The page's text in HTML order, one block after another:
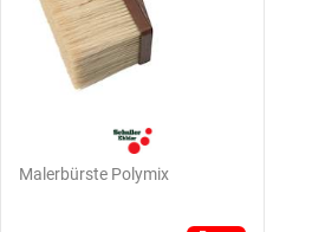
Malerbürste Polymix